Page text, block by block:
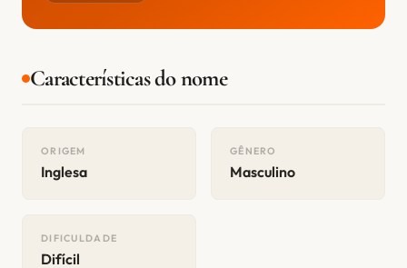
Características do nome
ORIGEM
Inglesa
GÊNERO
Masculino
DIFICULDADE
Difícil